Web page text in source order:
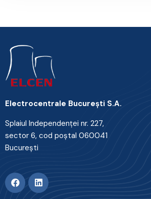
Electrocentrale Bucureşti S.A.
Splaiul Independenţei nr. 227,
sector 6, cod poştal 060041
Bucureşti